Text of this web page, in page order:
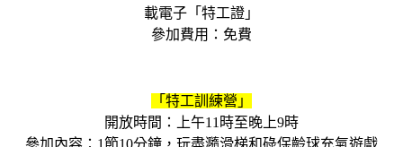
載電子「特工證」
參加費用：免費
「特工訓練營」
開放時間：上午11時至晚上9時
參加內容：1節10分鐘，玩盡瀡滑梯和碌保齡球充氣遊戲